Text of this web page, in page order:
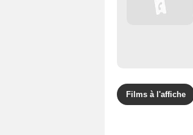
Films à l'affiche